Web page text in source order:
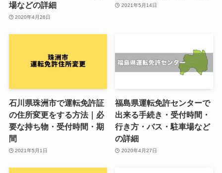
場などの詳細
2020年4月26日
2021年5月14日
石川県珠洲市で運転免許証
の住所変更をする方法｜必
要な持ち物・受付時間・期
間
2021年5月1日
福島県運転免許センターで
出来る手続き・受付時間・
行き方・バス・駐車場など
の詳細
2020年4月27日